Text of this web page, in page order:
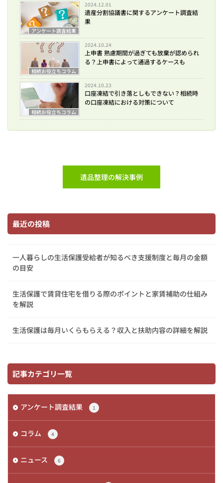
アンケート調査結果
2024.12.01
遺産分割協議書に関するアンケート調査結
果
相続お役立ちコラム
2024.10.24
上申書 熟慮期間が過ぎても放棄が認められ
る？上申書によって通過するケースも
相続お役立ちコラム
2024.10.23
口座凍結で引き落としもできない？相続時
の口座凍結における対策について
遺品整理の解決事例
最近の投稿
一人暮らしの生活保護受給者が知るべき支援制度と毎月の金額
の目安
生活保護で賃貸住宅を借りる際のポイントと家賃補助の仕組み
を解説
生活保護は毎月いくらもらえる？収入と扶助内容の詳細を解説
記事カテゴリ一覧
アンケート調査結果 1
コラム 4
ニュース 6